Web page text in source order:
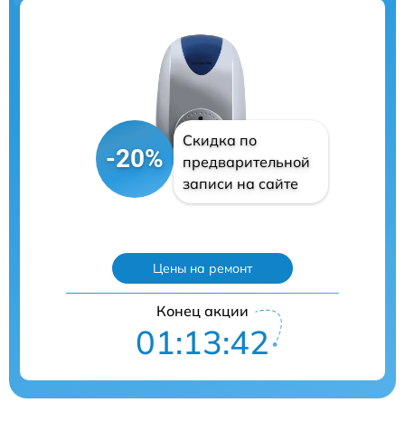
-20%
Скидка по
предварительной
записи на сайте
Цены на ремонт
Конец акции
01:13:40